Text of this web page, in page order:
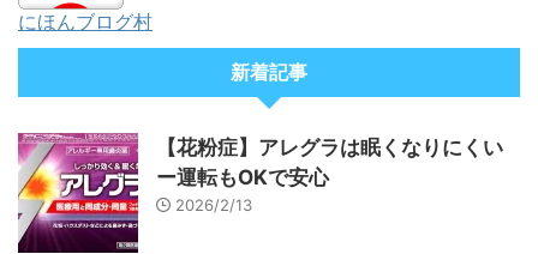
にほんブログ村
新着記事
【花粉症】アレグラは眠くなりにくい
ー運転もOKで安心
2026/2/13